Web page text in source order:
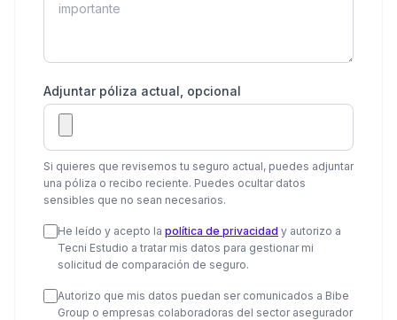
Adjuntar póliza actual, opcional
Si quieres que revisemos tu seguro actual, puedes adjuntar
una póliza o recibo reciente. Puedes ocultar datos
sensibles que no sean necesarios.
He leído y acepto la política de privacidad y autorizo a
Tecni Estudio a tratar mis datos para gestionar mi
solicitud de comparación de seguro.
Autorizo que mis datos puedan ser comunicados a Bibe
Group o empresas colaboradoras del sector asegurador